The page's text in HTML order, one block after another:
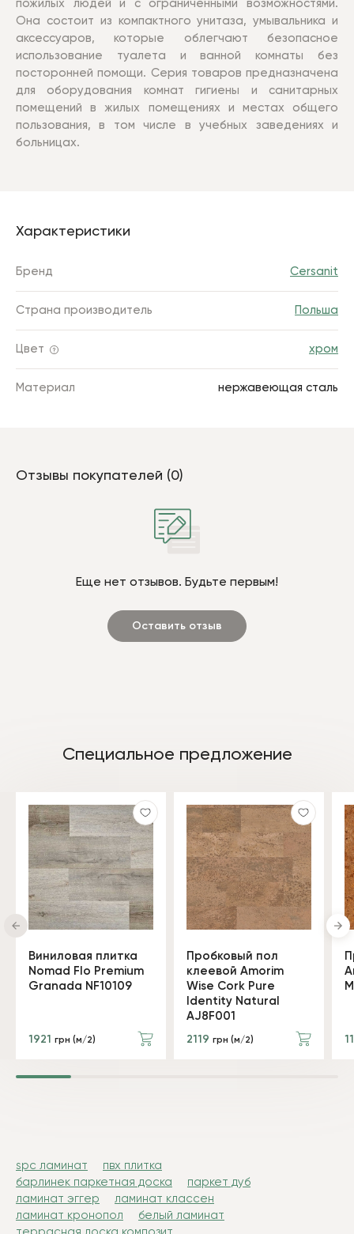
пожилых людей и с ограниченными возможностями.
Она состоит из компактного унитаза, умывальника и
аксессуаров, которые облегчают безопасное
использование туалета и ванной комнаты без
посторонней помощи. Серия товаров предназначена
для оборудования комнат гигиены и санитарных
помещений в жилых помещениях и местах общего
пользования, в том числе в учебных заведениях и
больницах.
Характеристики
Бренд Cersanit
Страна производитель Польша
Цвет хром
Материал нержавеющая сталь
Отзывы покупателей (0)
Еще нет отзывов. Будьте первым!
Оставить отзыв
Специальное предложение
Виниловая плитка
Nomad Flo Premium
Granada NF10109
1921 грн (м/2)
Пробковый пол
клеевой Amorim
Wise Cork Pure
Identity Natural
AJ8F001
2119 грн (м/2)
spc ламинат
пвх плитка
барлинек паркетная доска
паркет дуб
ламинат эггер
ламинат классен
ламинат кронопол
белый ламинат